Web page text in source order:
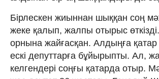
Бірлескен жиыннан шыққан соң
жеке қалып, жалпы отырыс
орнына жайғасқан. Алдыңға қатар
ескі депуттарға бұйырыпты. Ал,
келгендері соңғы қатарда отыр.